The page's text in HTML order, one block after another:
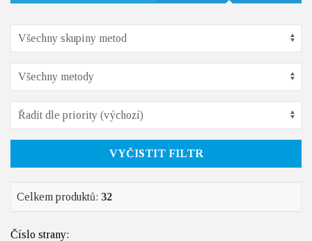
VYČISTIT FILTR
Celkem produktů: 32
Číslo strany: